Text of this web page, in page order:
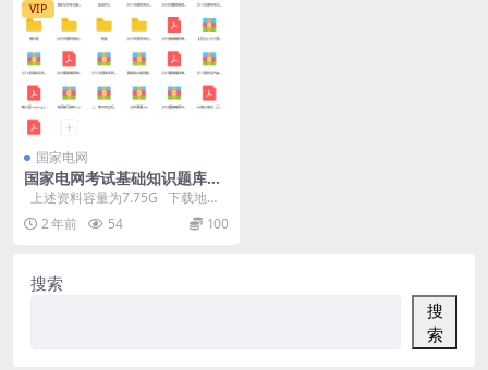
VIP
国家电网
国家电网考试基础知识题库等
（7.75G）
上述资料容量为7.75G 下载地
址：
2 年前 54 100
搜索
搜
索